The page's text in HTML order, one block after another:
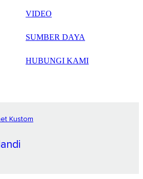
العربية
VIDEO
SUMBER DAYA
HUBUNGI KAMI
Kustom